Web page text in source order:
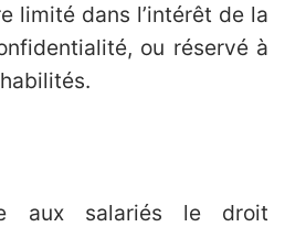
limité dans l’intérêt de la
ou réservé à
aux salariés le droit